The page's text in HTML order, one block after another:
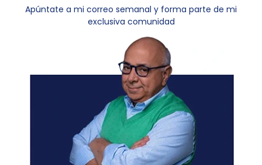
Apúntate a mi correo semanal y forma parte de mi
exclusiva comunidad